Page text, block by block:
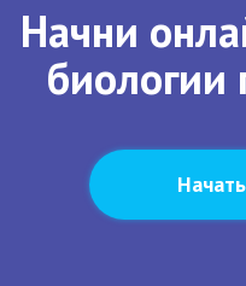
Начни
биологии